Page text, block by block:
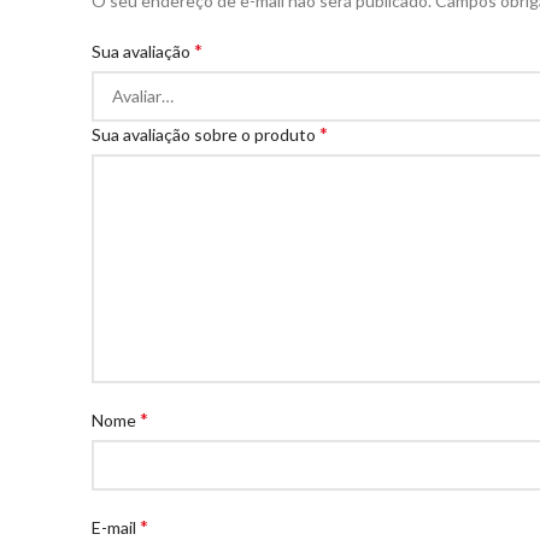
Sua avaliação *
Sua avaliação sobre o produto *
Nome*
E-mail *